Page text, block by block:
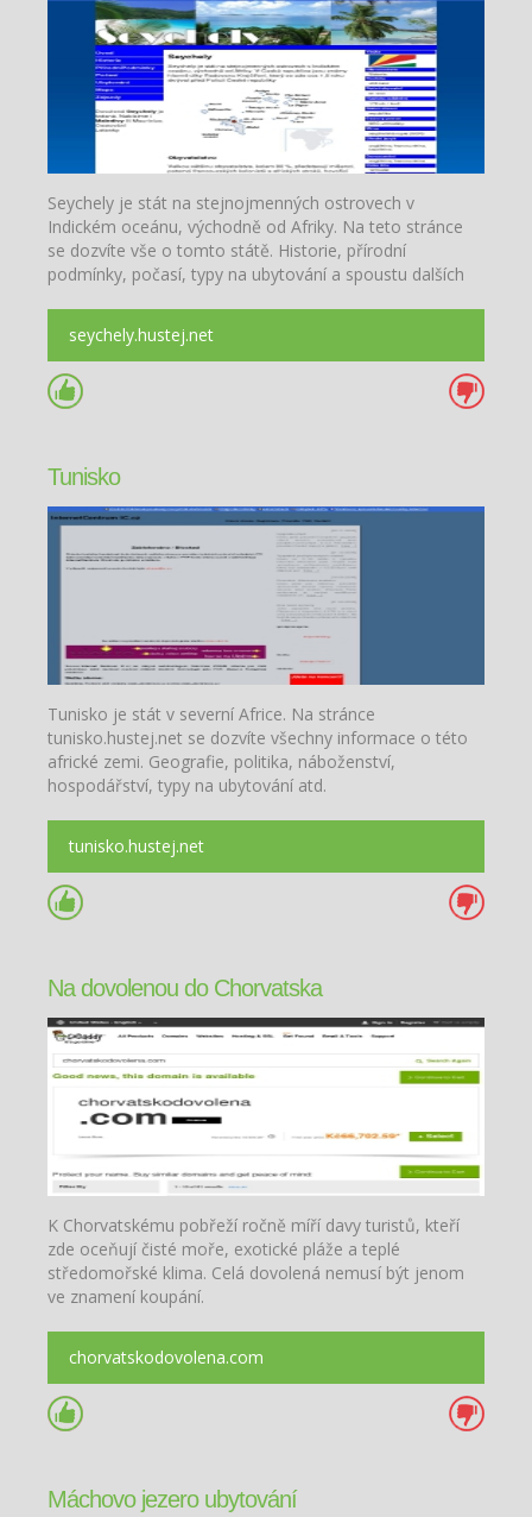
Seychely je stát na stejnojmenných ostrovech v
Indickém oceánu, východně od Afriky. Na teto stránce
se dozvíte vše o tomto státě. Historie, přírodní
podmínky, počasí, typy na ubytování a spoustu dalších
seychely.hustej.net
Tunisko
Tunisko je stát v severní Africe. Na stránce
tunisko.hustej.net se dozvíte všechny informace o této
africké zemi. Geografie, politika, náboženství,
hospodářství, typy na ubytování atd.
tunisko.hustej.net
Na dovolenou do Chorvatska
K Chorvatskému pobřeží ročně míří davy turistů, kteří
zde oceňují čisté moře, exotické pláže a teplé
středomořské klima. Celá dovolená nemusí být jenom
ve znamení koupání.
chorvatskodovolena.com
Máchovo jezero ubytování